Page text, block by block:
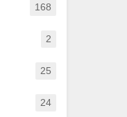
168
2
25
24